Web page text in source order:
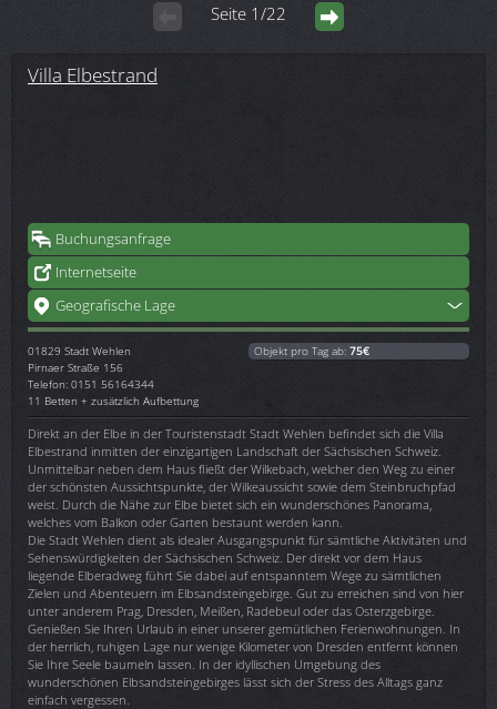
Seite 1/22
Villa Elbestrand
Buchungsanfrage
Internetseite
Geografische Lage
01829 Stadt Wehlen
Pirnaer Straße 156
Telefon: 0151 56164344
11 Betten + zusätzlich Aufbettung
Objekt pro Tag ab: 75€
Direkt an der Elbe in der Touristenstadt Stadt Wehlen befindet sich die Villa
Elbestrand inmitten der einzigartigen Landschaft der Sächsischen Schweiz.
Unmittelbar neben dem Haus fließt der Wilkebach, welcher den Weg zu einer
der schönsten Aussichtspunkte, der Wilkeaussicht sowie dem Steinbruchpfad
weist. Durch die Nähe zur Elbe bietet sich ein wunderschönes Panorama,
welches vom Balkon oder Garten bestaunt werden kann.
Die Stadt Wehlen dient als idealer Ausgangspunkt für sämtliche Aktivitäten und
Sehenswürdigkeiten der Sächsischen Schweiz. Der direkt vor dem Haus
liegende Elberadweg führt Sie dabei auf entspanntem Wege zu sämtlichen
Zielen und Abenteuern im Elbsandsteingebirge. Gut zu erreichen sind von hier
unter anderem Prag, Dresden, Meißen, Radebeul oder das Osterzgebirge.
Genießen Sie Ihren Urlaub in einer unserer gemütlichen Ferienwohnungen. In
der herrlich, ruhigen Lage nur wenige Kilometer von Dresden entfernt können
Sie Ihre Seele baumeln lassen. In der idyllischen Umgebung des
wunderschönen Elbsandsteingebirges lässt sich der Stress des Alltags ganz
einfach vergessen.